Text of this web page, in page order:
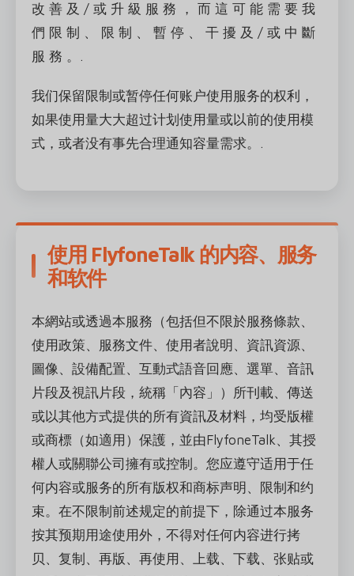
改 善 及 / 或 升 級 服 務 ， 而 這 可 能 需 要 我
們 限 制 、 限 制 、 暫 停 、 干 擾 及 / 或 中 斷
服 務 。.
我们保留限制或暂停任何账户使用服务的权利，
如果使用量大大超过计划使用量或以前的使用模
式，或者没有事先合理通知容量需求。.
使用 FlyfoneTalk 的内容、服务
和软件
本網站或透過本服務（包括但不限於服務條款、
使用政策、服務文件、使用者說明、資訊資源、
圖像、設備配置、互動式語音回應、選單、音訊
片段及視訊片段，統稱「內容」）所刊載、傳送
或以其他方式提供的所有資訊及材料，均受版權
或商標（如適用）保護，並由FlyfoneTalk、其授
權人或關聯公司擁有或控制。您应遵守适用于任
何内容或服务的所有版权和商标声明、限制和约
束。在不限制前述规定的前提下，除通过本服务
按其预期用途使用外，不得对任何内容进行拷
贝、复制、再版、再使用、上载、下载、张贴或